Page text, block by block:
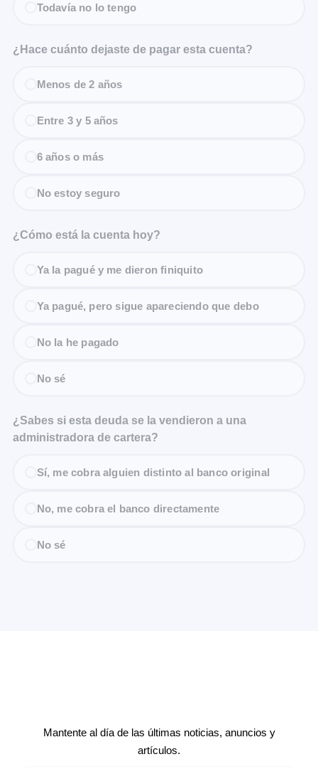
Todavía no lo tengo
¿Hace cuánto dejaste de pagar esta cuenta?
Menos de 2 años
Entre 3 y 5 años
6 años o más
No estoy seguro
¿Cómo está la cuenta hoy?
Ya la pagué y me dieron finiquito
Ya pagué, pero sigue apareciendo que debo
No la he pagado
No sé
¿Sabes si esta deuda se la vendieron a una
administradora de cartera?
Sí, me cobra alguien distinto al banco original
No, me cobra el banco directamente
No sé
Mantente al día de las últimas noticias, anuncios y
artículos.